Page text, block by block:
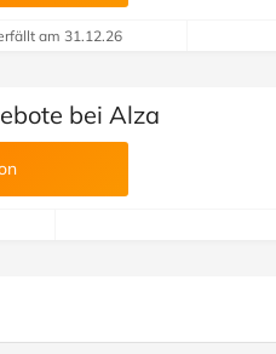
am 31.12.26
bei Alza